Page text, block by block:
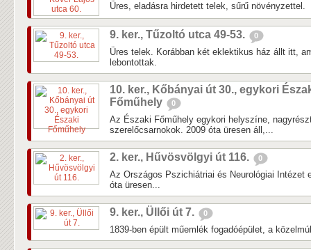
Üres, eladásra hirdetett telek, sűrű növényzettel.
9. ker., Tűzoltó utca 49-53. 0
Üres telek. Korábban két eklektikus ház állt itt,
lebontottak.
10. ker., Kőbányai út 30., egykori
Főműhely
0
Az Északi Főműhely egykori helyszíne,
szerelőcsarnokok. 2009 óta üresen áll,...
2. ker., Hűvösvölgyi út 116. 0
Az Országos Pszichiátriai és Neurológiai Intézet
óta üresen...
9. ker., Üllői út 7. 0
1839-ben épült műemlék fogadóépület, a